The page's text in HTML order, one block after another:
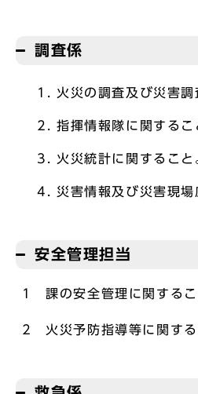
調査係
火災の調査及び災害調
指揮情報隊に関するこ
火災統計に関すること
災害情報及び災害現場
安全管理担当
1 課の安全管理に関するこ
2 火災予防指導等に関する